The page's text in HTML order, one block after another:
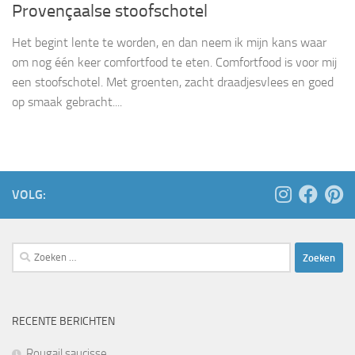
Provençaalse stoofschotel
Het begint lente te worden, en dan neem ik mijn kans waar
om nog één keer comfortfood te eten. Comfortfood is voor mij
een stoofschotel. Met groenten, zacht draadjesvlees en goed
op smaak gebracht....
VOLG:
Zoeken
naar:
RECENTE BERICHTEN